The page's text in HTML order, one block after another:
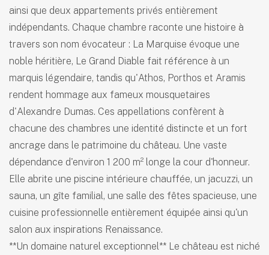
ainsi que deux appartements privés entièrement
indépendants. Chaque chambre raconte une histoire à
travers son nom évocateur : La Marquise évoque une
noble héritière, Le Grand Diable fait référence à un
marquis légendaire, tandis qu'Athos, Porthos et Aramis
rendent hommage aux fameux mousquetaires
d'Alexandre Dumas. Ces appellations confèrent à
chacune des chambres une identité distincte et un fort
ancrage dans le patrimoine du château. Une vaste
dépendance d'environ 1 200 m² longe la cour d'honneur.
Elle abrite une piscine intérieure chauffée, un jacuzzi, un
sauna, un gîte familial, une salle des fêtes spacieuse, une
cuisine professionnelle entièrement équipée ainsi qu'un
salon aux inspirations Renaissance.
**Un domaine naturel exceptionnel** Le château est niché